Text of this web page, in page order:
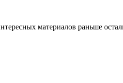
материалов раньше